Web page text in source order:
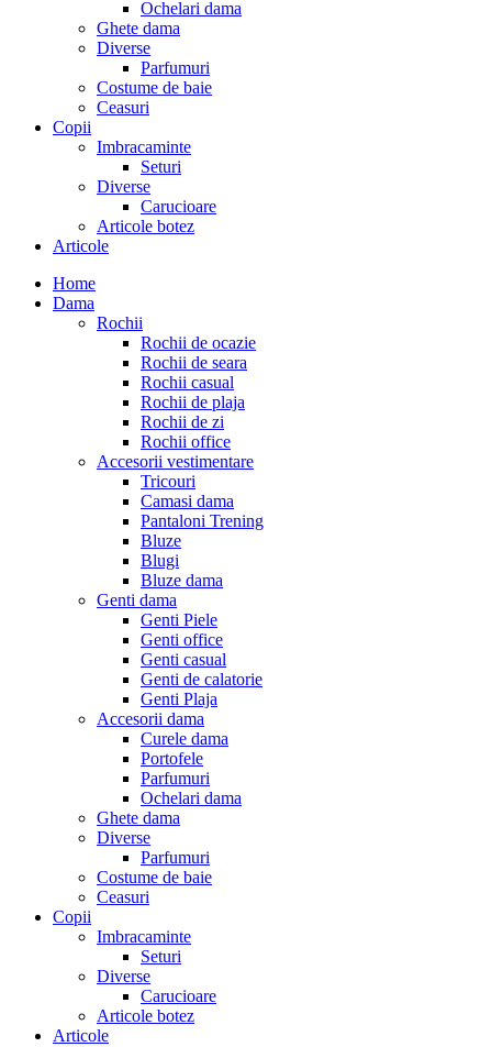
Ochelari dama
Ghete dama
Diverse
Parfumuri
Costume de baie
Ceasuri
Copii
Imbracaminte
Seturi
Diverse
Carucioare
Articole botez
Articole
Home
Dama
Rochii
Rochii de ocazie
Rochii de seara
Rochii casual
Rochii de plaja
Rochii de zi
Rochii office
Accesorii vestimentare
Tricouri
Camasi dama
Pantaloni Trening
Bluze
Blugi
Bluze dama
Genti dama
Genti Piele
Genti office
Genti casual
Genti de calatorie
Genti Plaja
Accesorii dama
Curele dama
Portofele
Parfumuri
Ochelari dama
Ghete dama
Diverse
Parfumuri
Costume de baie
Ceasuri
Copii
Imbracaminte
Seturi
Diverse
Carucioare
Articole botez
Articole